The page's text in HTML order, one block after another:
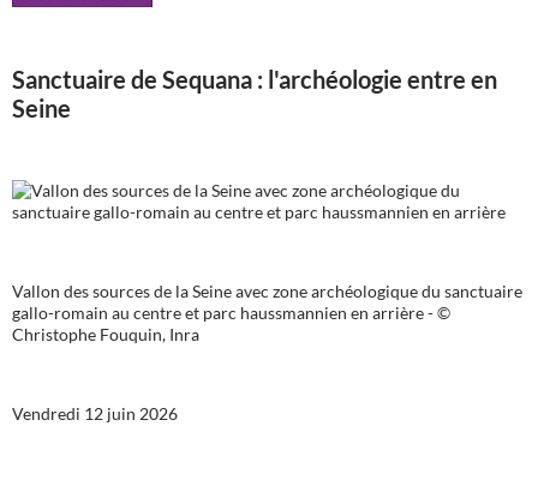
Sanctuaire de Sequana : l'archéologie entre en
Seine
Vallon des sources de la Seine avec zone archéologique du sanctuaire
gallo-romain au centre et parc haussmannien en arrière - ©
Christophe Fouquin, Inra
Vendredi 12 juin 2026